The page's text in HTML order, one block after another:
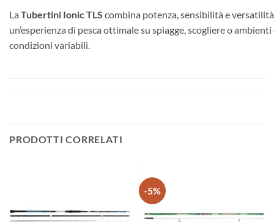
La Tubertini Ionic TLS combina potenza, sensibilità e
un’esperienza di pesca ottimale su spiagge, scogliere o
condizioni variabili.
PRODOTTI CORRELATI
-5%